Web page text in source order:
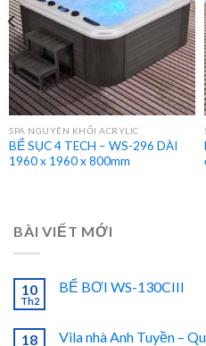
SPA NGUYÊN KHỐI ACRYLIC
BỂ SỤC 4 TECH – WS-296 DÀI
1960 x 1960 x 800mm
BÀI VIẾT MỚI
10
Th2
BỂ BƠI WS-130CIII
18 Vila nhà Anh Tuyền –